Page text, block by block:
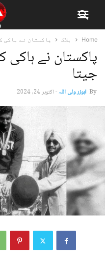
Home بلاگ پاکستان نے ہاکی
پاکستان نے ہاکی
جیتا
By ابوزر ولی اللہ-اکتوبر 24, 2024